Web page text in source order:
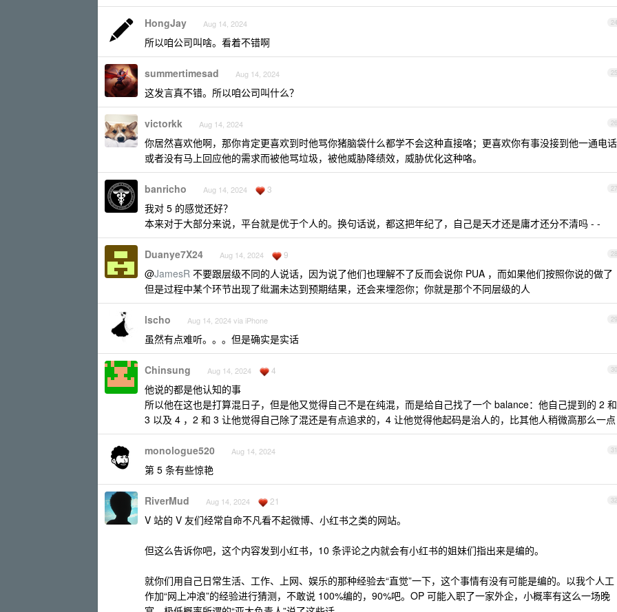
24
HongJay Aug 14, 2024
所以咱公司叫啥。看着不错啊
25
summertimesad Aug 14, 2024
这发言真不错。所以咱公司叫什么？
26
victorkk Aug 14, 2024
你居然喜欢他啊，那你肯定更喜欢到时他骂你猪脑袋什么都学不会这种直接咯；更喜欢你有事没接到他一通电话
或者没有马上回应他的需求而被他骂垃圾，被他威胁降绩效，威胁优化这种咯。
27
banricho Aug 14, 2024 3
我对 5 的感觉还好？
本来对于大部分来说，平台就是优于个人的。换句话说，都这把年纪了，自己是天才还是庸才还分不清吗 - -
28
Duanye7X24 Aug 14, 2024 9
@JamesR 不要跟层级不同的人说话，因为说了他们也理解不了反而会说你 PUA ，而如果他们按照你说的做了
但是过程中某个环节出现了纰漏未达到预期结果，还会来埋怨你；你就是那个不同层级的人
29
lscho Aug 14, 2024 via iPhone
虽然有点难听。。。但是确实是实话
30
Chinsung Aug 14, 2024 4
他说的都是他认知的事
所以他在这也是打算混日子，但是他又觉得自己不是在纯混，而是给自己找了一个 balance：他自己提到的 2 和
3 以及 4 ，2 和 3 让他觉得自己除了混还是有点追求的，4 让他觉得他起码是治人的，比其他人稍微高那么一点
31
monologue520 Aug 14, 2024
第 5 条有些惊艳
32
RiverMud Aug 14, 2024 21
V 站的 V 友们经常自命不凡看不起微博、小红书之类的网站。
但这么告诉你吧，这个内容发到小红书，10 条评论之内就会有小红书的姐妹们指出来是编的。
就你们用自己日常生活、工作、上网、娱乐的那种经验去“直觉”一下，这个事情有没有可能是编的。以我个人工
作加“网上冲浪”的经验进行猜测，不敢说 100%编的，90%吧。OP 可能入职了一家外企，小概率有这么一场晚